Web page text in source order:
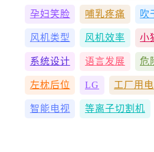
孕妇笑脸 哺乳疼痛 吹
风机类型 风机效率 小
系统设计 语言发展 危
左枕后位 LG 工厂用
智能电视 等离子切割机